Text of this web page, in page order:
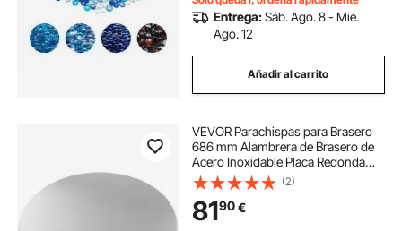
Entrega:Sáb. Ago. 8 - Mié.
Ago. 12
Añadir al carrito
VEVOR Parachispas para Brasero
686 mm Alambrera de Brasero de
Acero Inoxidable Placa Redonda
Rejilla de Protección contra Chispas
de Fuego Apertura Fácil con
Accesorios para Hogueras, Jardín,
Patio
(2)
8190€